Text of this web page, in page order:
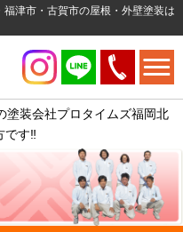
津市・古賀市の屋根・外壁塗装は
塗装会社プロタイムズ福岡北
です‼️